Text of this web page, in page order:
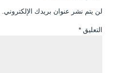
لن يتم نشر عنوان بريدك الإلكتروني.
التعليق *